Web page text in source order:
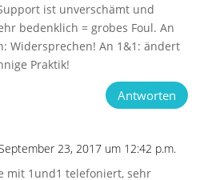
ist unverschämt und
bedenklich = grobes Foul. An
Widersprechen! An 1&1: ändert
Praktik!
Antworten
23, 2017 um 12:42 p.m.
mit 1und1 telefoniert, sehr